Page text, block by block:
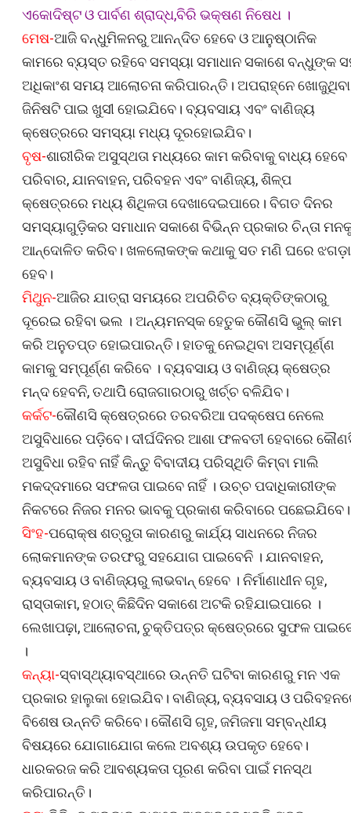
ଏକୋଦିଷ୍ଟ ଓ ପାର୍ବଣ ଶ୍ରାଦ୍ଧ,ବିରି ଭକ୍ଷଣ ନିଷେଧ ।
ମେଷ-ଆଜି ବନ୍ଧୁମିଳନରୁ ଆନନ୍ଦିତ ହେବେ ଓ ଆନୁଷ୍ଠାନିକ
କାମରେ ବ୍ୟସ୍ତ ରହିବେ ସମସ୍ୟା ସମାଧାନ ସକାଶେ ବନ୍ଧୁଙ୍କ
ଅଧିକାଂଶ ସମୟ ଆଲୋଚନା କରିପାରନ୍ତି। ଅପରାହ୍ନେ ଖୋଜୁଥିବା
ଜିନିଷଟି ପାଇ ଖୁସୀ ହୋଇଯିବେ। ବ୍ୟବସାୟ ଏବଂ ବାଣିଜ୍ୟ
କ୍ଷେତ୍ରରେ ସମସ୍ୟା ମଧ୍ୟ ଦୂରହୋଇଯିବ।
ବୃଷ-ଶାରୀରିକ ଅସୁସ୍ଥତା ମଧ୍ୟରେ କାମ କରିବାକୁ ବାଧ୍ୟ ହେବେ
ପରିବାର, ଯାନବାହନ, ପରିବହନ ଏବଂ ବାଣିଜ୍ୟ, ଶିଳ୍ପ
କ୍ଷେତ୍ରରେ ମଧ୍ୟ ଶିଥିଳତା ଦେଖାଦେଇପାରେ। ବିଗତ ଦିନର
ସମସ୍ୟାଗୁଡ଼ିକର ସମାଧାନ ସକାଶେ ବିଭିନ୍ନ ପ୍ରକାର ଚିନ୍ତା
ଆନ୍ଦୋଳିତ କରିବ। ଖଳଲୋକଙ୍କ କଥାକୁ ସତ ମଣି ଘରେ ଝଗଡ଼ା
ହେବ।
ମିଥୁନ-ଆଜିର ଯାତ୍ରା ସମୟରେ ଅପରିଚିତ ବ୍ୟକ୍ତିଙ୍କଠାରୁ
ଦୂରେଇ ରହିବା ଭଲ । ଅନ୍ୟମନସ୍କ ହେତୁକ କୌଣସି ଭୁଲ୍‌ କାମ
କରି ଅନୁତପ୍ତ ହୋଇପାରନ୍ତି। ହାତକୁ ନେଇଥିବା ଅସମ୍ପୂର୍ଣ୍ଣ
କାମକୁ ସମ୍ପୂର୍ଣ୍ଣ କରିବେ । ବ୍ୟବସାୟ ଓ ବାଣିଜ୍ୟ କ୍ଷେତ୍ର
ମନ୍ଦ ହେବନି, ତଥାପିି ରୋଜଗାରଠାରୁ ଖର୍ଚ୍ଚ ବଳିଯିବ।
କର୍କଟ-କୌଣସି କ୍ଷେତ୍ରରେ ତରବରିଆ ପଦକ୍ଷେପ ନେଲେ
ଅସୁବିଧାରେ ପଡ଼ିବେ। ଦୀର୍ଘଦିନର ଆଶା ଫଳବତୀ ହେବାରେ
ଅସୁବିଧା ରହିବ ନାହିଁ କିନ୍ତୁ ବିବାଦୀୟ ପରିସ୍ଥିତି କିମ୍ବା ମାଲି
ମକଦ୍ଦମାରେ ସଫଳତା ପାଇବେ ନାହିଁ । ଉଚ୍ଚ ପଦାଧିକାରୀଙ୍କ
ନିକଟରେ ନିଜର ମନର ଭାବକୁ ପ୍ରକାଶ କରିବାରେ ପଛେଇଯିବେ।
ସିଂହ-ପରୋକ୍ଷ ଶତ୍ରୁତା କାରଣରୁ କାର୍ଯ୍ୟ ସାଧନରେ ନିଜର
ଲୋକମାନଙ୍କ ତରଫରୁ ସହଯୋଗ ପାଇବେନି । ଯାନବାହନ,
ବ୍ୟବସାୟ ଓ ବାଣିଜ୍ୟରୁ ଲାଭବାନ୍‌ ହେବେ । ନିର୍ମାଣାଧୀନ ଗୃହ,
ରାସ୍ତାକାମ, ହଠାତ୍‌ କିଛିଦିନ ସକାଶେ ଅଟକି ରହିଯାଇପାରେ ।
ଲେଖାପଢ଼ା, ଆଲୋଚନା, ଚୁକ୍ତିପତ୍ର କ୍ଷେତ୍ରରେ ସୁଫଳ
।
କନ୍ୟା-ସ୍ବାସ୍ଥ୍ୟାବସ୍ଥାରେ ଉନ୍ନତି ଘଟିବା କାରଣରୁ ମନ ଏକ
ପ୍ରକାର ହାଲୁକା ହୋଇଯିବ। ବାଣିଜ୍ୟ, ବ୍ୟବସାୟ ଓ
ବିଶେଷ ଉନ୍ନତି କରିବେ। କୌଣସି ଗୃହ, ଜମିଜମା ସମ୍ବନ୍ଧୀୟ
ବିଷୟରେ ଯୋଗାଯୋଗ କଲେ ଅବଶ୍ୟ ଉପକୃତ ହେବେ।
ଧାରକରଜ କରି ଆବଶ୍ୟକତା ପୂରଣ କରିବା ପାଇଁ ମନସ୍ଥ
କରିପାରନ୍ତି।